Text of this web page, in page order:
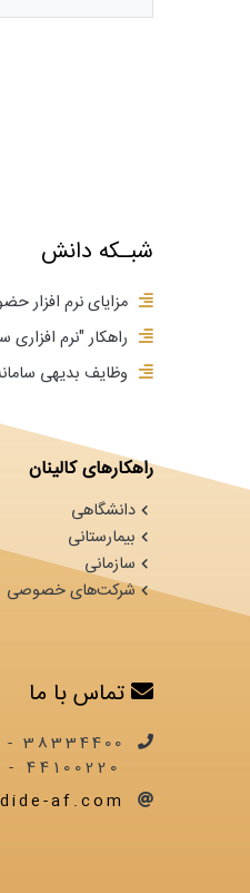
شبـکه دانش
مزایای نرم افزار
راهکار "نرم
وظایف بدیهی
راهکارهای کالینان
دانشگاهی
بیمارستانی
سازمانی
شرکت‌های خصوصی
تماس با ما
38334400 - 035
af.com